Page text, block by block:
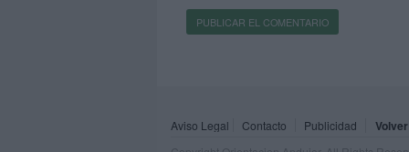
Aviso Legal Contacto Publicidad